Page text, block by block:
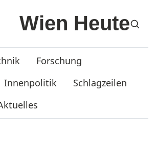
Forschung
Innenpolitik
Schlagzeilen